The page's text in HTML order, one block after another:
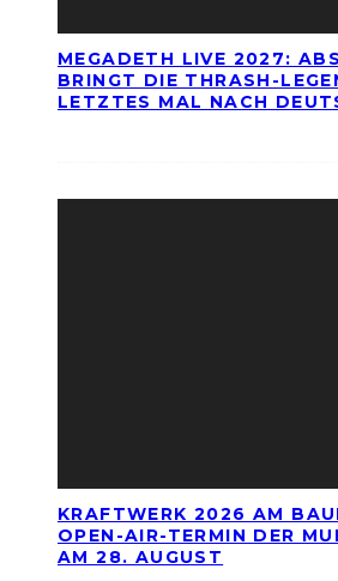
MEGADETH LIVE 2027:
BRINGT DIE THRASH-
LETZTES MAL NACH
KRAFTWERK 2026 AM
OPEN-AIR-TERMIN DER
AM 28. AUGUST